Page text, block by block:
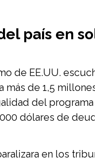
país en
de EE.UU.
más de 1,5
del
dólares de
en los